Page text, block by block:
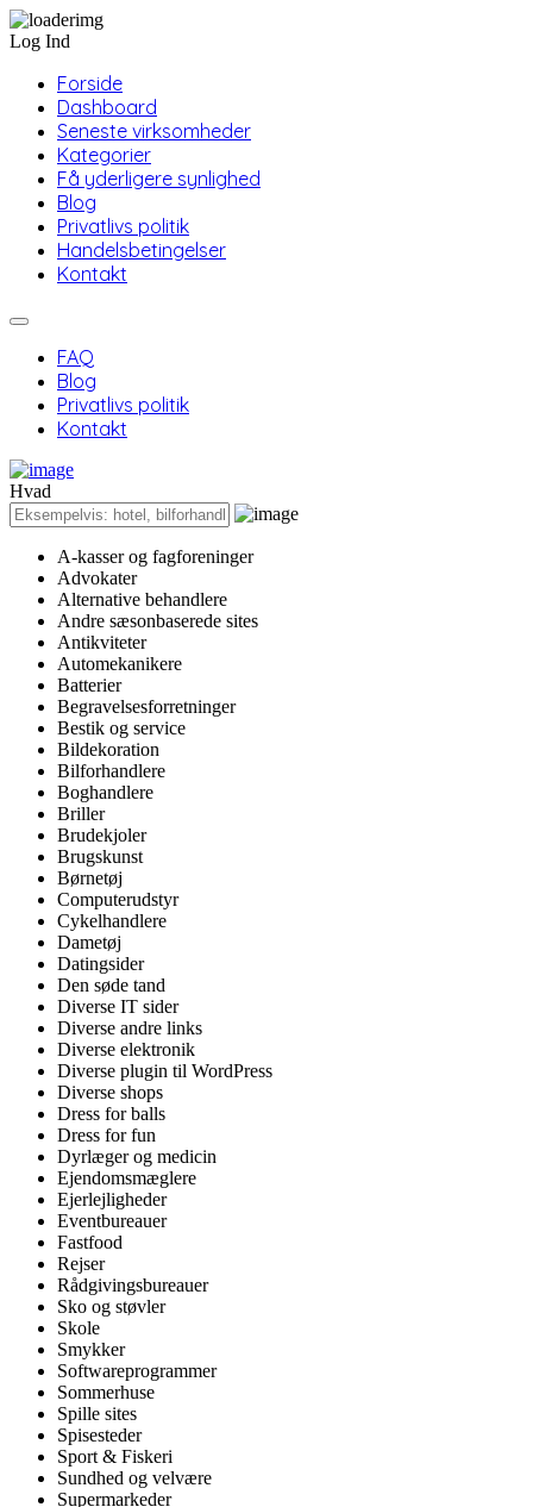
Log Ind
Forside
Dashboard
Seneste virksomheder
Kategorier
Få yderligere synlighed
Blog
Privatlivs politik
Handelsbetingelser
Kontakt
FAQ
Blog
Privatlivs politik
Kontakt
Hvad
A-kasser og fagforeninger
Advokater
Alternative behandlere
Andre sæsonbaserede sites
Antikviteter
Automekanikere
Batterier
Begravelsesforretninger
Bestik og service
Bildekoration
Bilforhandlere
Boghandlere
Briller
Brudekjoler
Brugskunst
Børnetøj
Computerudstyr
Cykelhandlere
Dametøj
Datingsider
Den søde tand
Diverse IT sider
Diverse andre links
Diverse elektronik
Diverse plugin til WordPress
Diverse shops
Dress for balls
Dress for fun
Dyrlæger og medicin
Ejendomsmæglere
Ejerlejligheder
Eventbureauer
Fastfood
Rejser
Rådgivingsbureauer
Sko og støvler
Skole
Smykker
Softwareprogrammer
Sommerhuse
Spille sites
Spisesteder
Sport & Fiskeri
Sundhed og velvære
Supermarkeder